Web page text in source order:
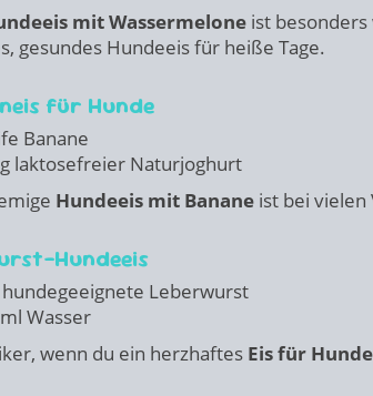
mit Wassermelone ist
gesundes Hundeeis für heiße Tage.
für Hunde
Banane
laktosefreier Naturjoghurt
Hundeeis mit Banane ist bei
Hundeeis
hundegeeignete Leberwurst
Wasser
wenn du ein herzhaftes Eis für Hunde